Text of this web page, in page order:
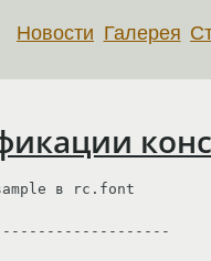
Новости Галерея
в rc.font